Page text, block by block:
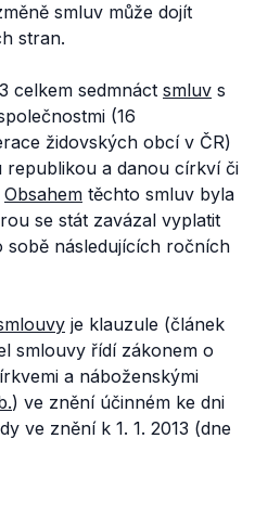
smluv může dojít
stran.
celkem sedmnáct smluv s
(16
židovský‎ch obcí v ČR)
republikou a danou církví či
Obsahem těchto smluv byla
se stát zavázal vyplatit
sobě následujících ročních
je klauzule (článek
smlouvy řídí zákonem o
a náboženskými
) ve znění účinném ke dni
ve znění k 1. 1. 2013 (dne